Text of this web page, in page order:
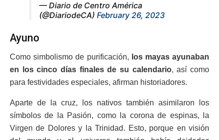
— Diario de Centro América
(@DiariodeCA) February 26, 2023
Ayuno
Como simbolismo de purificación, los mayas ayunaban
en los cinco días finales de su calendario, así como
para festividades especiales, afirman historiadores.
Aparte de la cruz, los nativos también asimilaron los
símbolos de la Pasión, como la corona de espinas, la
Virgen de Dolores y la Trinidad. Esto, porque en visión